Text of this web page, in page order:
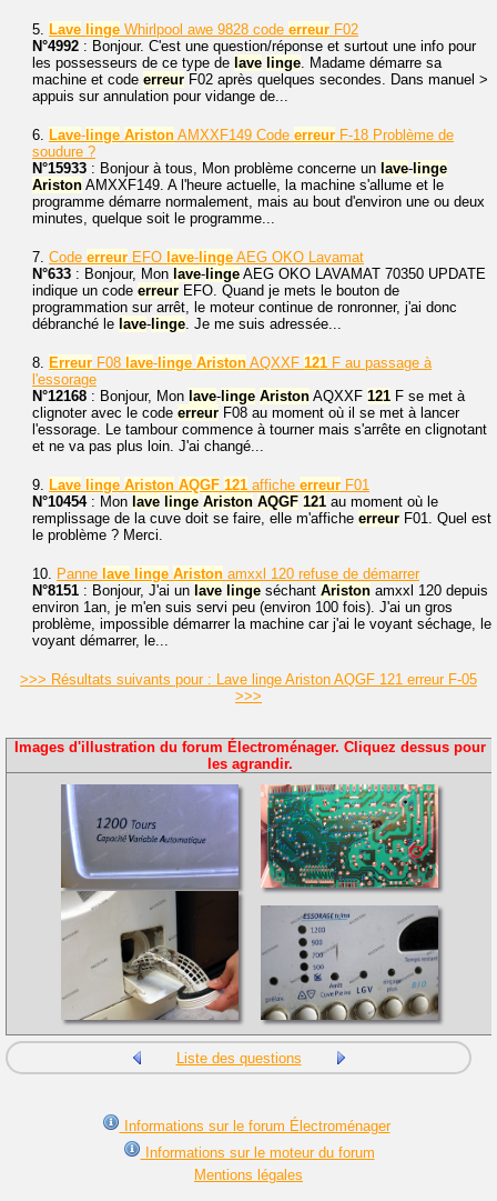
5. Lave linge Whirlpool awe 9828 code erreur F02
N°4992 : Bonjour. C'est une question/réponse et surtout une info pour
les possesseurs de ce type de lave linge. Madame démarre sa
machine et code erreur F02 après quelques secondes. Dans manuel >
appuis sur annulation pour vidange de...
6. Lave- linge Ariston AMXXF149 Code erreur F-18 Problème de
soudure ?
N°15933 : Bonjour à tous, Mon problème concerne un lave- linge
Ariston AMXXF149. A l'heure actuelle, la machine s'allume et le
programme démarre normalement, mais au bout d'environ une ou deux
minutes, quelque soit le programme...
7. Code erreur EFO lave- linge AEG OKO Lavamat
N°633 : Bonjour, Mon lave- linge AEG OKO LAVAMAT 70350 UPDATE
indique un code erreur EFO. Quand je mets le bouton de
programmation sur arrêt, le moteur continue de ronronner, j'ai donc
débranché le lave- linge. Je me suis adressée...
8. Erreur F08 lave- linge Ariston AQXXF 121 F au passage à
l'essorage
N°12168 : Bonjour, Mon lave- linge Ariston AQXXF 121 F se met à
clignoter avec le code erreur F08 au moment où il se met à lancer
l'essorage. Le tambour commence à tourner mais s'arrête en clignotant
et ne va pas plus loin. J'ai changé...
9. Lave linge Ariston AQGF 121 affiche erreur F01
N°10454: Mon lave linge Ariston AQGF 121 au moment où le
remplissage de la cuve doit se faire, elle m'affiche erreur F01. Quel est
le problème ? Merci.
10. Panne lave linge Ariston amxxl 120 refuse de démarrer
N°8151 : Bonjour, J'ai un lave linge séchant Ariston amxxl 120 depuis
environ 1an, je m'en suis servi peu (environ 100 fois). J'ai un gros
problème, impossible démarrer la machine car j'ai le voyant séchage, le
voyant démarrer, le...
>>> Résultats suivants pour : Lave linge Ariston AQGF 121 erreur F-05
>>>
Images d'illustration du forum Électroménager. Cliquez dessus pour
les agrandir.
Liste des questions
Informations sur le forum Électroménager
Informations sur le moteur du forum
Mentions légales